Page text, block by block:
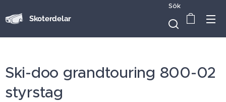
Skoterdelar
Sök
Ski-doo grandtouring 800-02
styrstag